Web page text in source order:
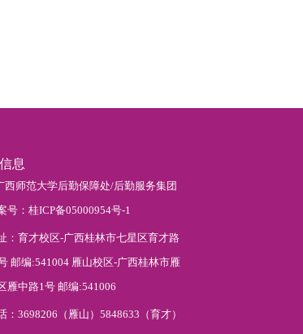
息
西师范大学后勤保障处/后勤服务集团
号：桂ICP备05000954号-1
：育才校区-广西桂林市七星区育才路
邮编:541004 雁山校区-广西桂林市雁
雁中路1号 邮编:541006
：3698206（雁山）5848633（育才）